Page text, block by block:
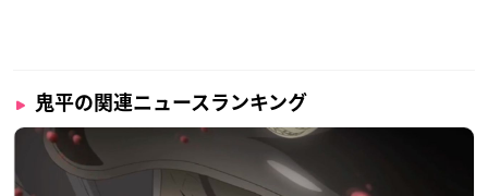
鬼平の関連ニュースランキング